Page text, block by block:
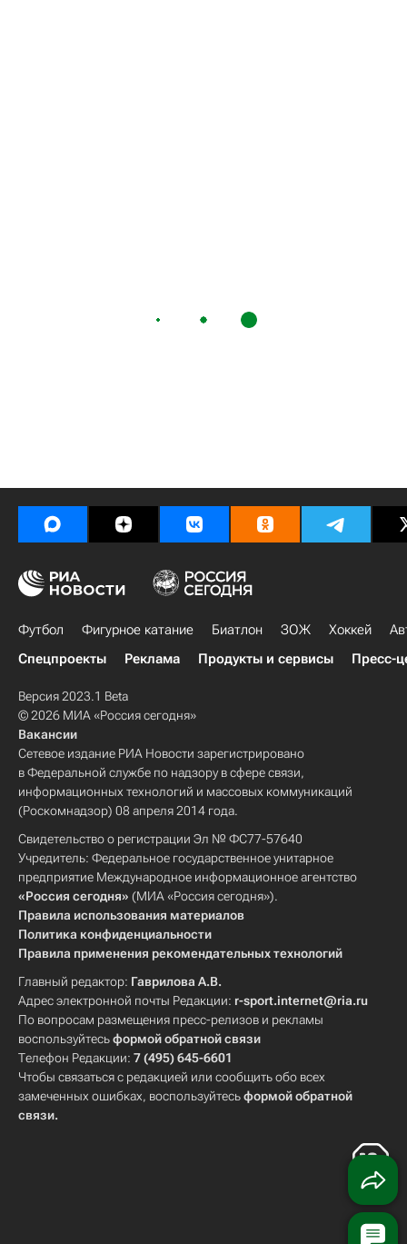
Футбол Фигурное катание Биатлон ЗОЖ Хоккей
Спецпроекты
Реклама Продукты и сервисы Пресс-
Версия 2023.1 Beta
© 2026 МИА «Россия сегодня»
Вакансии
Сетевое издание РИА Новости зарегистрировано
в Федеральной службе по надзору в сфере связи,
информационных технологий и массовых коммуникаций
(Роскомнадзор) 08 апреля 2014 года.
Свидетельство о регистрации Эл № ФС77-57640
Учредитель: Федеральное государственное унитарное
предприятие Международное информационное агентство
«Россия сегодня» (МИА «Россия сегодня»).
Правила использования материалов
Политика конфиденциальности
Правила применения рекомендательных технологий
Главный редактор: Гаврилова А.В.
Адрес электронной почты Редакции: r-sport.internet@ria.ru
По вопросам размещения пресс-релизов и рекламы
воспользуйтесьформой обратной связи
Телефон Редакции: 7 (495) 645-6601
Чтобы связаться с редакцией или сообщить обо всех
замеченных ошибках, воспользуйтесьформой обратной
связи.